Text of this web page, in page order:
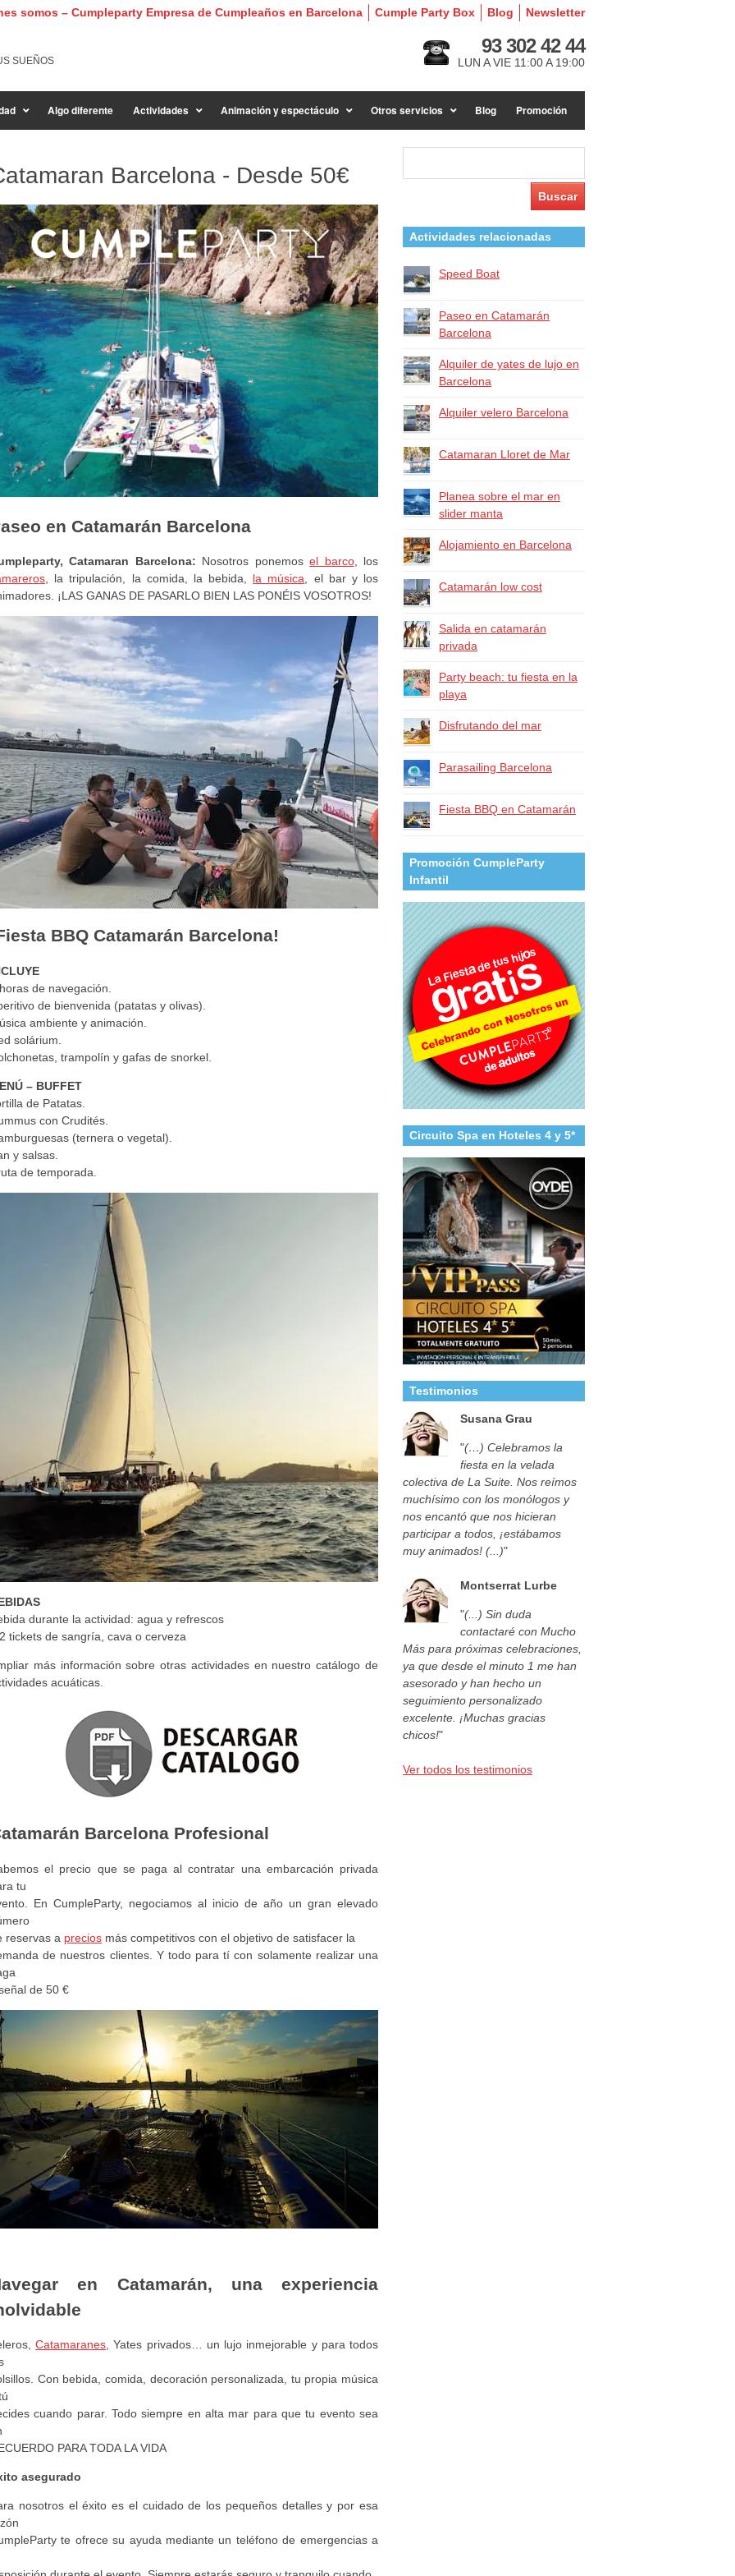
Newsletter
Blog
Cumple Party Box
somos – Cumpleparty Empresa de Cumpleaños en Barcelona
SUEÑOS
93 302 42 44
LUN A VIE 11:00 A 19:00
Algo diferente Actividades Animación y espectáculo Otros servicios Blog Promoción
Barcelona - Desde 50€
en Catamarán Barcelona
Catamaran Barcelona: Nosotros ponemosel barco, los
, la tripulación, la comida, la bebida, la música , el bar y los
¡LAS GANAS DE PASARLO BIEN LAS PONÉIS VOSOTROS!
BBQ Catamarán Barcelona!
de navegación.
de bienvenida (patatas y olivas).
ambiente y animación.
solárium.
trampolín y gafas de snorkel.
– BUFFET
de Patatas.
con Crudités.
(ternera o vegetal).
y salsas.
de temporada.
durante la actividad: agua y refrescos
tickets de sangría, cava o cerveza
más información sobre otras actividades en nuestro catálogo de
acuáticas.
Barcelona Profesional
el precio que se paga al contratar una embarcación privada
tu
En CumpleParty, negociamos al inicio de año un gran elevado
reservas a precios más competitivos con el objetivo de satisfacer la
de nuestros clientes. Y todo para tí con solamente realizar una
de 50 €
en Catamarán, una experiencia
Catamaranes, Yates privados… un lujo inmejorable y para todos
Con bebida, comida, decoración personalizada, tu propia música
cuando parar. Todo siempre en alta mar para que tu evento sea
PARA TODA LA VIDA
asegurado
nosotros el éxito es el cuidado de los pequeños detalles y por esa
te ofrece su ayuda mediante un teléfono de emergencias a
Actividades relacionadas
Speed Boat
Paseo en Catamarán
Barcelona
Alquiler de yates de lujo en
Barcelona
Alquiler velero Barcelona
Catamaran Lloret de Mar
Planea sobre el mar en
slider manta
Alojamiento en Barcelona
Catamarán low cost
Salida en catamarán
privada
Party beach: tu fiesta en la
playa
Disfrutando del mar
Parasailing Barcelona
Fiesta BBQ en Catamarán
Promoción CumpleParty
Infantil
Circuito Spa en Hoteles 4 y 5*
Testimonios
Susana Grau
"(…) Celebramos la
fiesta en la velada
colectiva de La Suite. Nos reímos
muchísimo con los monólogos y
nos encantó que nos hicieran
participar a todos, ¡estábamos
muy animados! (...)"
Montserrat Lurbe
"(...) Sin duda
contactaré con Mucho
Más para próximas celebraciones,
ya que desde el minuto 1 me han
asesorado y han hecho un
seguimiento personalizado
excelente. ¡Muchas gracias
chicos!"
Ver todos los testimonios